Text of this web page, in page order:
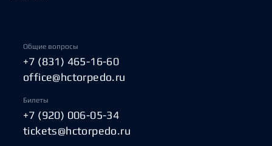
Общие вопросы
+7 (831) 465-16-60
office@hctorpedo.ru
Билеты
+7 (920) 006-05-34
tickets@hctorpedo.ru